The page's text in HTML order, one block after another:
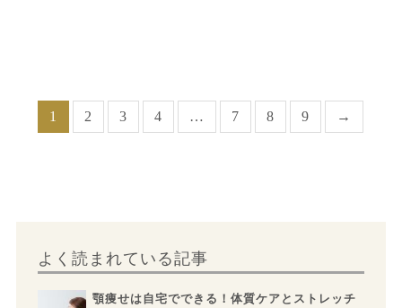
1 2 3 4 … 7 8 9 →
よく読まれている記事
顎痩せは自宅でできる！体質ケアとストレッチ